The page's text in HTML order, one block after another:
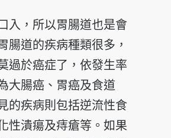
入，所以胃腸道也是會
腸道的疾病種類很多，
過於癌症了，依發生率
大腸癌、胃癌及食道
的疾病則包括逆流性食
性潰瘍及痔瘡等。如果